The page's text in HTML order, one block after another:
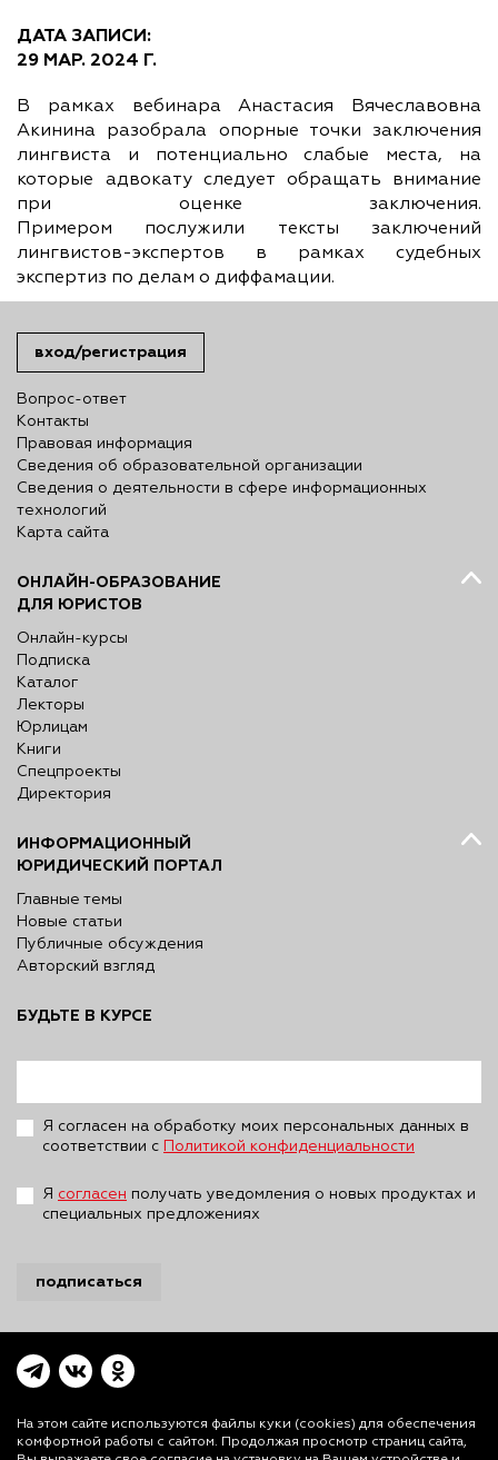
ДАТА ЗАПИСИ:
29 МАР. 2024 Г.
В рамках вебинара Анастасия Вячеславовна
Акинина разобрала опорные точки заключения
лингвиста и потенциально слабые места, на
которые адвокату следует обращать внимание
при оценке заключения.
Примером послужили тексты заключений
лингвистов-экспертов в рамках судебных
экспертиз по делам о диффамации.
вход/регистрация
Вопрос-ответ
Контакты
Правовая информация
Сведения об образовательной организации
Сведения о деятельности в сфере информационных
технологий
Карта сайта
ОНЛАЙН-ОБРАЗОВАНИЕ
ДЛЯ ЮРИСТОВ
Онлайн-курсы
Подписка
Каталог
Лекторы
Юрлицам
Книги
Спецпроекты
Директория
ИНФОРМАЦИОННЫЙ
ЮРИДИЧЕСКИЙ ПОРТАЛ
Главные темы
Новые статьи
Публичные обсуждения
Авторский взгляд
БУДЬТЕ В КУРСЕ
Я согласен на обработку моих персональных данных в
соответствии с
Политикой конфиденциальности
Я согласен получать уведомления о новых продуктах и
специальных предложениях
подписаться
На этом сайте используются файлы куки (cookies) для обеспечения
комфортной работы с сайтом. Продолжая просмотр страниц сайта,